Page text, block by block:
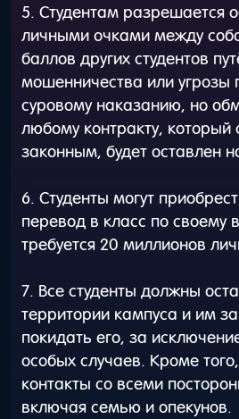
5. Студентам разрешается
личными очками между
баллов других студентов
мошенничества или угрозы
суровому наказанию, но
любому контракту, который
законным, будет оставлен
6. Студенты могут
перевод в класс по своему
требуется 20 миллионов
7. Все студенты должны
территории кампуса и им
покидать его, за
особых случаев. Кроме
контакты со всеми
включая семью и опекунов.